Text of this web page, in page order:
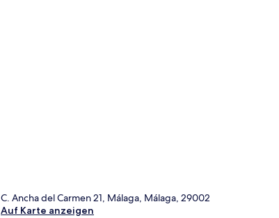
C. Ancha del Carmen 21, Málaga, Málaga, 29002
Auf Karte anzeigen